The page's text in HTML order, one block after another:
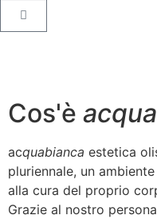
Cos'è
acquabianca estetica
pluriennale, un
alla cura del proprio
Grazie al nostro